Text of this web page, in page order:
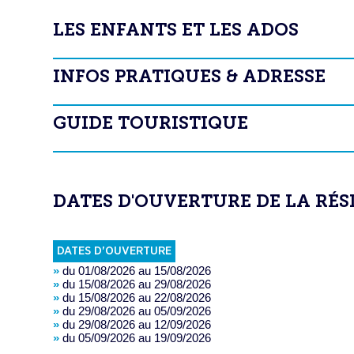
LES ENFANTS ET LES ADOS
INFOS PRATIQUES & ADRESSE
GUIDE TOURISTIQUE
DATES D'OUVERTURE DE LA
DATES D'OUVERTURE
» du 01/08/2026 au 15/08/2026
» du 15/08/2026 au 29/08/2026
» du 15/08/2026 au 22/08/2026
» du 29/08/2026 au 05/09/2026
» du 29/08/2026 au 12/09/2026
» du 05/09/2026 au 19/09/2026